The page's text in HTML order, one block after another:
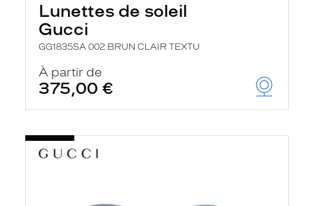
Lunettes de soleil
Gucci
GG1835SA 002 BRUN CLAIR TEXTU
À partir de
375,00 €